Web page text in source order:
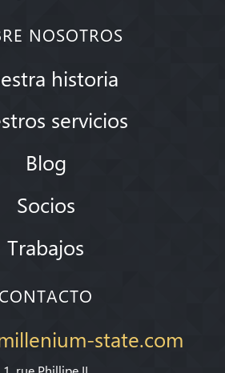
NOSOTROS
historia
servicios
Blog
Socios
Trabajos
CONTACTO
state.com